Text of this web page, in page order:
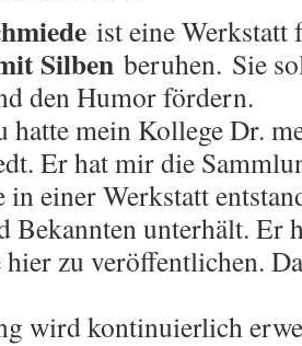
ist eine Werkstatt
Silben beruhen. Sie
den Humor fördern.
hatte mein Kollege Dr.
Er hat mir die
in einer Werkstatt
Bekannten unterhält. Er
hier zu veröffentlichen.
wird kontinuierlich